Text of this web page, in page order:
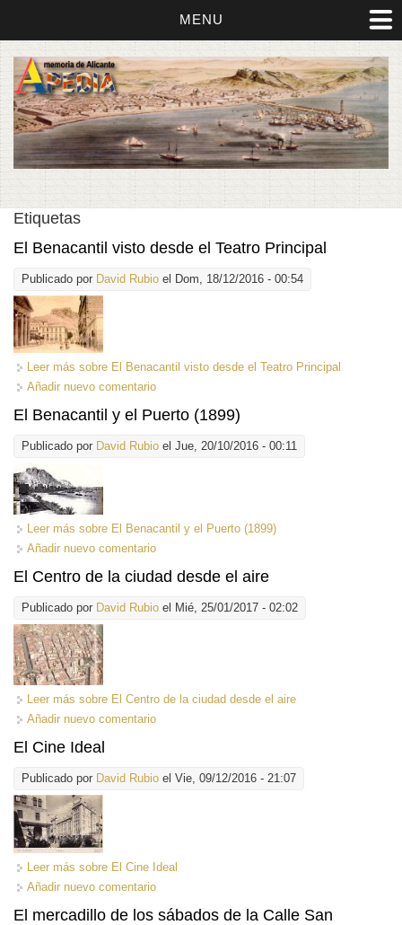
MENU
Etiquetas
El Benacantil visto desde el Teatro Principal
Publicado por David Rubio el Dom, 18/12/2016 - 00:54
Leer más sobre El Benacantil visto desde el Teatro Principal
Añadir nuevo comentario
El Benacantil y el Puerto (1899)
Publicado por David Rubio el Jue, 20/10/2016 - 00:11
Leer más sobre El Benacantil y el Puerto (1899)
Añadir nuevo comentario
El Centro de la ciudad desde el aire
Publicado por David Rubio el Mié, 25/01/2017 - 02:02
Leer más sobre El Centro de la ciudad desde el aire
Añadir nuevo comentario
El Cine Ideal
Publicado por David Rubio el Vie, 09/12/2016 - 21:07
Leer más sobre El Cine Ideal
Añadir nuevo comentario
El mercadillo de los sábados de la Calle San